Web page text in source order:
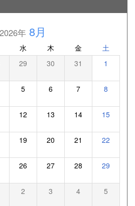
2026年8月
水 木 金 土
29 30 31 1
5 6 7 8
12 13 14 15
19 20 21 22
26 27 28 29
2 3 4 5